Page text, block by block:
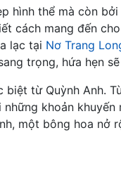
hình thể mà còn
cách mang đến
lạc tại Nơ Trang
trọng, hứa hẹn
từ Quỳnh Anh.
khoản
một bông hoa nở